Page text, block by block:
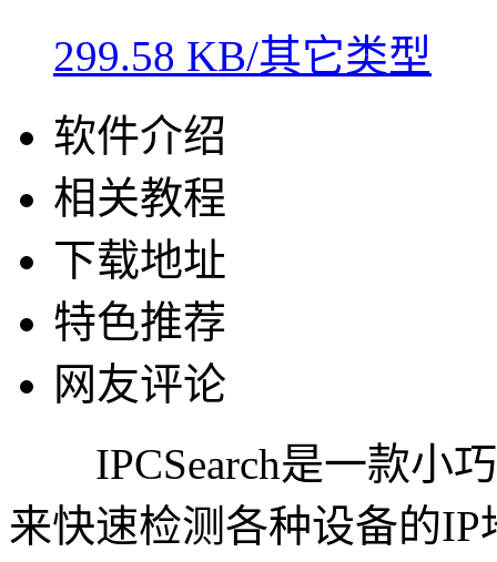
299.58 KB/其它类型
软件介绍
相关教程
下载地址
特色推荐
网友评论
IPCSearch是一款小巧
来快速检测各种设备的